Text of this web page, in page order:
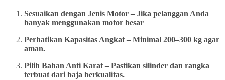
Sesuaikan dengan Jenis Motor – Jika pelanggan Anda
banyak menggunakan motor besar
Perhatikan Kapasitas Angkat – Minimal 200–300 kg agar
aman.
Pilih Bahan Anti Karat – Pastikan silinder dan rangka
terbuat dari baja berkualitas.